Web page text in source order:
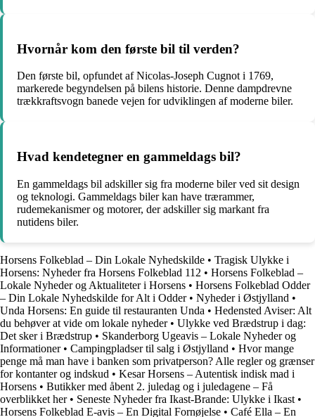
Hvornår kom den første bil til verden?
Den første bil, opfundet af Nicolas-Joseph Cugnot i 1769,
markerede begyndelsen på bilens historie. Denne dampdrevne
trækkraftsvogn banede vejen for udviklingen af moderne biler.
Hvad kendetegner en gammeldags bil?
En gammeldags bil adskiller sig fra moderne biler ved sit design
og teknologi. Gammeldags biler kan have trærammer,
rudemekanismer og motorer, der adskiller sig markant fra
nutidens biler.
Horsens Folkeblad – Din Lokale Nyhedskilde • Tragisk Ulykke i
Horsens: Nyheder fra Horsens Folkeblad 112 • Horsens Folkeblad –
Lokale Nyheder og Aktualiteter i Horsens • Horsens Folkeblad Odder
– Din Lokale Nyhedskilde for Alt i Odder• Nyheder i Østjylland •
Unda Horsens: En guide til restauranten Unda • Hedensted Aviser: Alt
du behøver at vide om lokale nyheder• Ulykke ved Brædstrup i dag:
Det sker i Brædstrup • Skanderborg Ugeavis – Lokale Nyheder og
Informationer• Campingpladser til salg i Østjylland • Hvor mange
penge må man have i banken som privatperson? Alle regler og grænser
for kontanter og indskud • Kesar Horsens – Autentisk indisk mad i
Horsens • Butikker med åbent 2. juledag og i juledagene – Få
overblikket her• Seneste Nyheder fra Ikast-Brande: Ulykke i Ikast •
Horsens Folkeblad E-avis – En Digital Fornøjelse • Café Ella – En